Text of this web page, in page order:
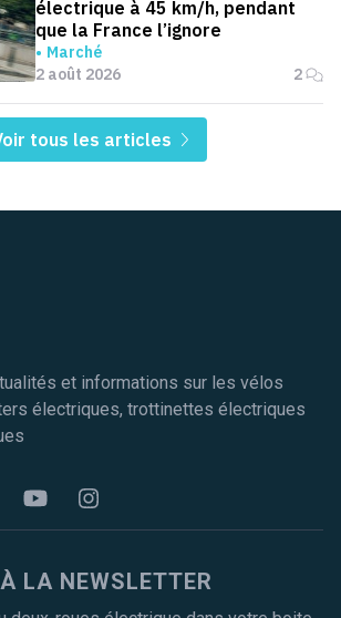
électrique à 45 km/h, pendant
que la France l’ignore
Marché
2 août 2026
2
tous les articles
et informations sur les vélos
électriques, trottinettes électriques
YoutubeInstagram
LA NEWSLETTER